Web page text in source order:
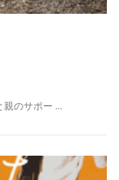
親のサポー …